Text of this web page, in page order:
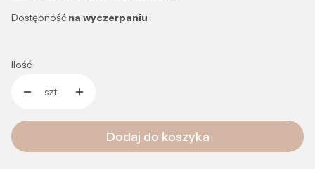
Dostępność:na wyczerpaniu
Ilość
szt.
Dodaj do koszyka